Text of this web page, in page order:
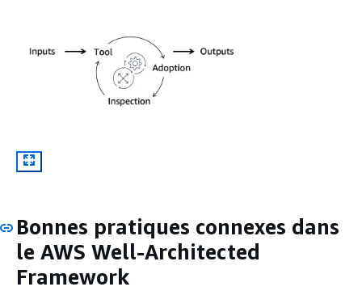
Bonnes pratiques connexes dans
le AWS Well-Architected
Framework